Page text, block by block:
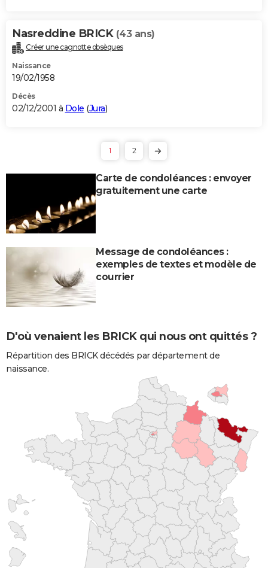
Nasreddine BRICK (43 ans)
Créer une cagnotte obsèques
Naissance
19/02/1958
Décès
02/12/2001 à Dole (Jura)
1 2
Carte de condoléances : envoyer
gratuitement une carte
Message de condoléances :
exemples de textes et modèle de
courrier
D'où venaient les BRICK qui nous ont quittés ?
Répartition des BRICK décédés par département de
naissance.